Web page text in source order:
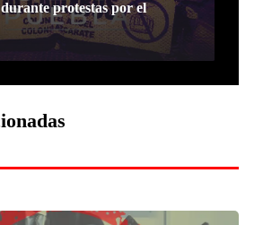
protestas por el